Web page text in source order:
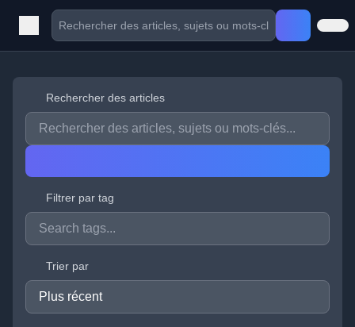
Rechercher des articles
Filtrer par tag
Trier par